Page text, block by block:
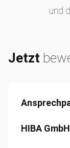
und
Jetzt
HIBA GmbH